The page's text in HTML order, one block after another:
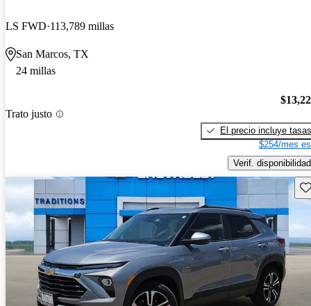
LS FWD 113,789 millas
San Marcos, TX
24 millas
Trato justo
El precio incluye tasas
$254/mes
Verif. disponibilidad